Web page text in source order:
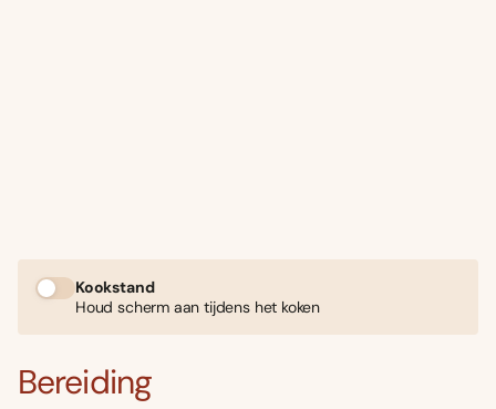
Kookstand
Houd scherm aan tijdens het koken
Bereiding